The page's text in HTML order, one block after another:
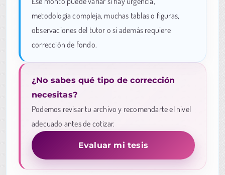
metodología compleja, muchas tablas o figuras,
observaciones del tutor o si además requiere
corrección de fondo.
¿No sabes qué tipo de corrección
necesitas?
Podemos revisar tu archivo y recomendarte el nivel
adecuado antes de cotizar.
Evaluar mi tesis